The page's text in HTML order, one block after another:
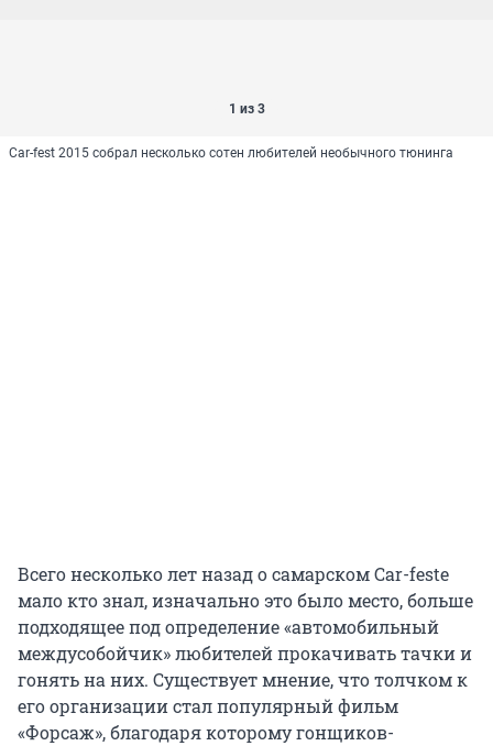
1 из 3
Car-fest 2015 собрал несколько сотен любителей необычного тюнинга
Всего несколько лет назад о самарском Car-feste
мало кто знал, изначально это было место, больше
подходящее под определение «автомобильный
междусобойчик» любителей прокачивать тачки и
гонять на них. Существует мнение, что толчком к
его организации стал популярный фильм
«Форсаж», благодаря которому гонщиков-